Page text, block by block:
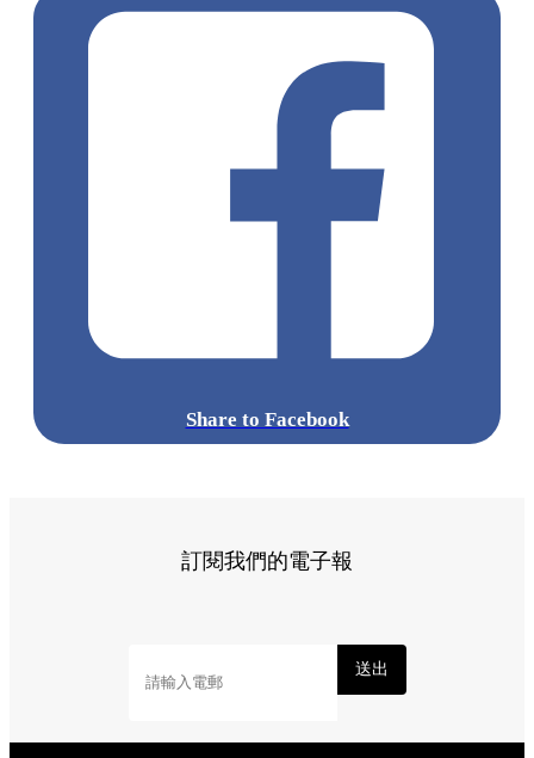
Share to Facebook
訂閱我們的電子報
送出